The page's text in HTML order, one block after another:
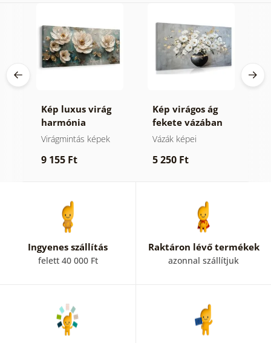
Kép luxus virág
harmónia
Virágmintás képek
9 155 Ft
Kép virágos ág
fekete vázában
Vázák képei
5 250 Ft
Ingyenes szállítás
felett 40 000 Ft
Raktáron lévő termékek
azonnal szállítjuk